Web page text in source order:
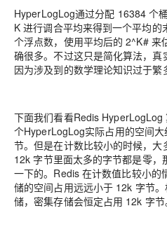
HyperLogLog通过分配 16384 个
K 进行调合平均来得到一个平均
个浮点数，使用平均后的 2^K# 来
确很多。不过这只是简化算法，真
因为涉及到的数学理论知识过于繁
下面我们看看Redis
个HyperLogLog实际占用的空间
节。但是在计数比较小的时候，
12k 字节里面太多的字节都是零，
一下的。Redis 在计数值比较小的
储的空间占用远远小于 12k 字节
储，密集存储会恒定占用 12k 字节